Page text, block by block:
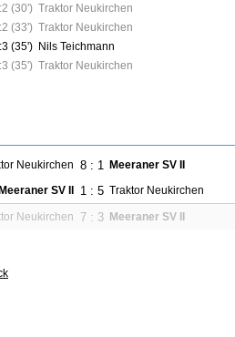
(30') Traktor Neukirchen
(33') Traktor Neukirchen
(35') Nils Teichmann
(35') Traktor Neukirchen
Neukirchen 8 : 1
Meeraner SV II
Meeraner SV II 1 : 5 Traktor Neukirchen
Neukirchen 7 : 3 Meeraner SV II